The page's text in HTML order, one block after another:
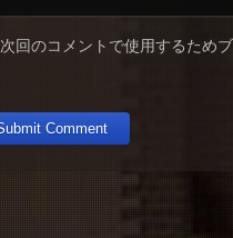
次回のコメントで使用するため